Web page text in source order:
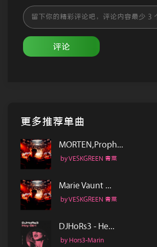
评论
更多推荐单曲
MORTEN,Proph...
by VESKGREEN 青菜
Marie Vaunt ...
by VESKGREEN 青菜
DJHoRs3 - He...
by Hors3-Marin